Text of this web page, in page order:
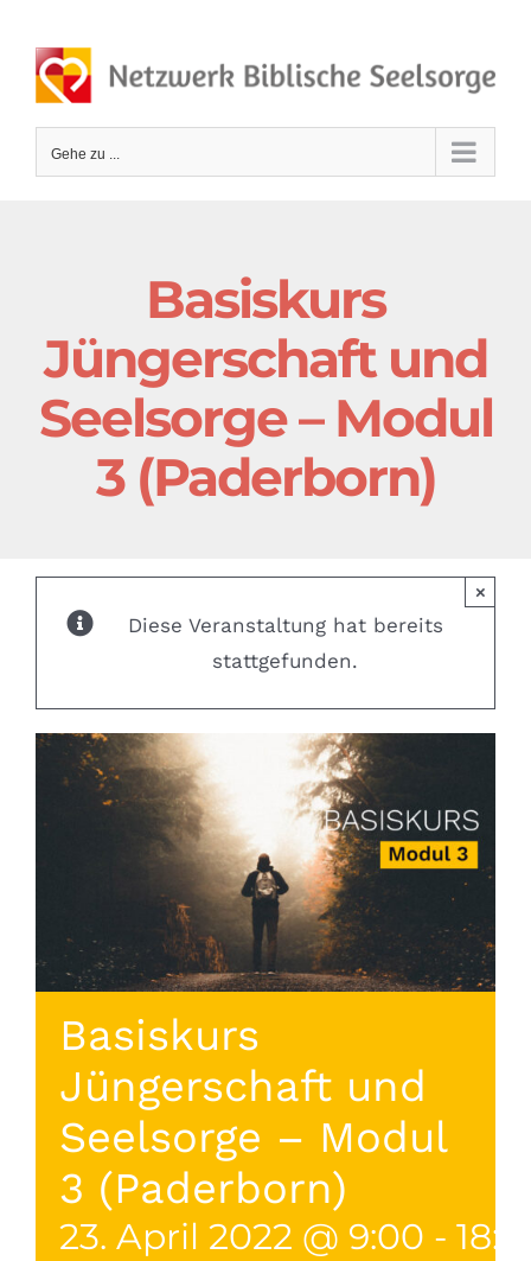
Inhalt
springen
Gehe zu ...
Basiskurs
Jüngerschaft und
Seelsorge – Modul
3 (Paderborn)
Diese Veranstaltung hat bereits
stattgefunden.
×
Basiskurs
Jüngerschaft und
Seelsorge – Modul
3 (Paderborn)
23. April 2022 @ 9:00 -